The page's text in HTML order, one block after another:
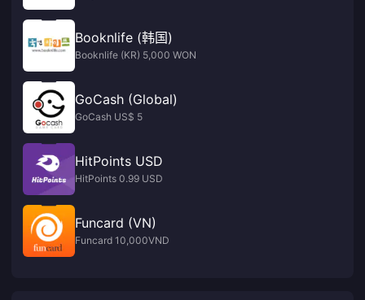
Booknlife (韩国)
Booknlife (KR) 5,000 WON
GoCash (Global)
GoCash US$ 5
HitPoints USD
HitPoints 0.99 USD
Funcard (VN)
Funcard 10,000VND